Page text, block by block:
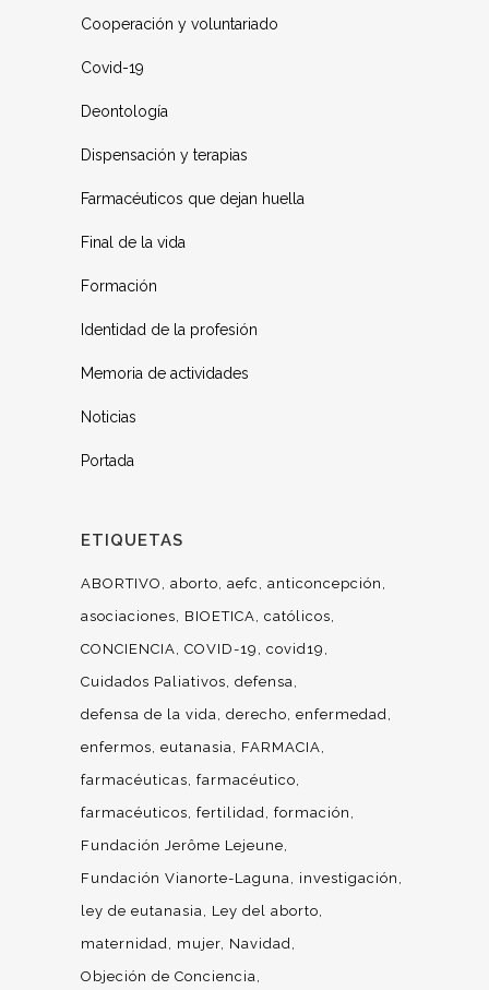
Cooperación y voluntariado
Covid-19
Deontología
Dispensación y terapias
Farmacéuticos que dejan huella
Final de la vida
Formación
Identidad de la profesión
Memoria de actividades
Noticias
Portada
ETIQUETAS
ABORTIVO aborto aefc
anticoncepción
asociaciones
BIOETICA católicos
CONCIENCIA COVID-19
covid19
Cuidados Paliativos defensa
defensa de la vida derecho enfermedad
enfermos eutanasia
FARMACIA
farmacéuticas farmacéutico
farmacéuticos fertilidad formación
Fundación Jerôme Lejeune
Fundación Vianorte-Laguna
investigación
ley de eutanasia
Ley del aborto
maternidad
mujer Navidad
Objeción de Conciencia